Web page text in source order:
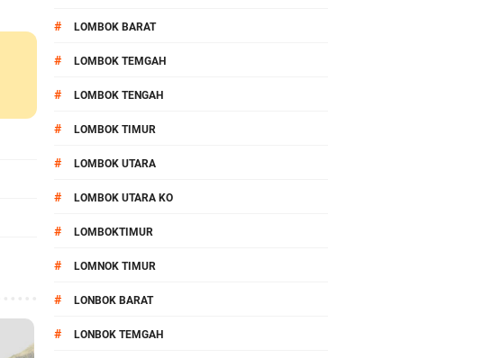
# LOMBOK BARAT
# LOMBOK TEMGAH
# LOMBOK TENGAH
# LOMBOK TIMUR
# LOMBOK UTARA
# LOMBOK UTARA KO
# LOMBOKTIMUR
# LOMNOK TIMUR
# LONBOK BARAT
# LONBOK TEMGAH